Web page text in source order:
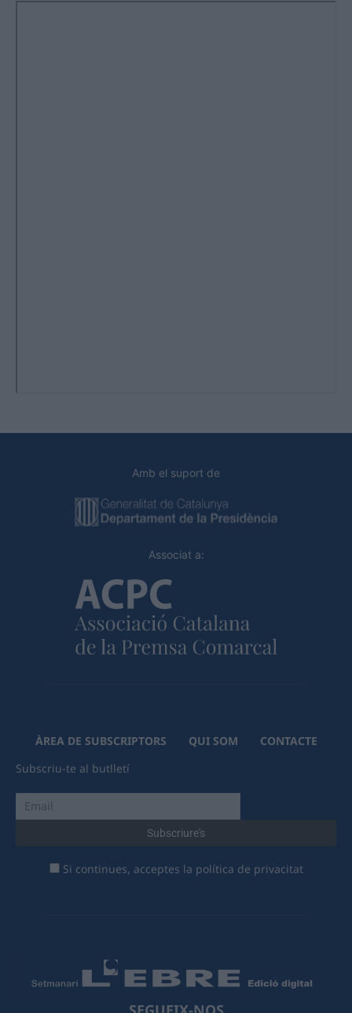
Amb el suport de
Associat a:
ÀREA DE SUBSCRIPTORS QUI SOM
CONTACTE
Subscriu-te al butlletí
Si continues, acceptes la política de privacitat